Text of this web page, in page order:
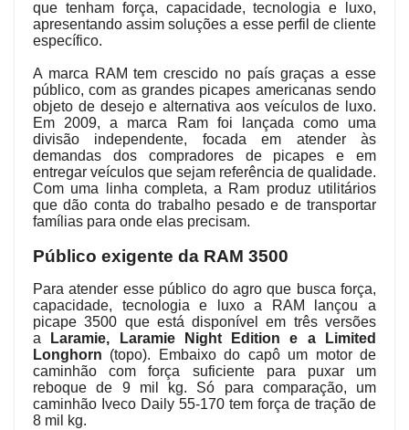
que tenham força, capacidade, tecnologia e luxo,
apresentando assim soluções a esse perfil de cliente
específico.
A marca RAM tem crescido no país graças a esse
público, com as grandes picapes americanas sendo
objeto de desejo e alternativa aos veículos de luxo.
Em 2009, a marca Ram foi lançada como uma
divisão independente, focada em atender às
demandas dos compradores de picapes e em
entregar veículos que sejam referência de qualidade.
Com uma linha completa, a Ram produz utilitários
que dão conta do trabalho pesado e de transportar
famílias para onde elas precisam.
Público exigente da RAM 3500
Para atender esse público do agro que busca força,
capacidade, tecnologia e luxo a RAM lançou a
picape 3500 que está disponível em três versões
a
Laramie, Laramie Night Edition e a Limited
Longhorn (topo). Embaixo do capô um motor de
caminhão com força suficiente para puxar um
reboque de 9 mil kg. Só para comparação, um
caminhão Iveco Daily 55-170 tem força de tração de
8 mil kg.